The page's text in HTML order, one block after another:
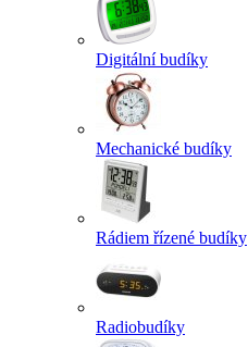
Digitální budíky
Mechanické budíky
Rádiem řízené budíky
Radiobudíky